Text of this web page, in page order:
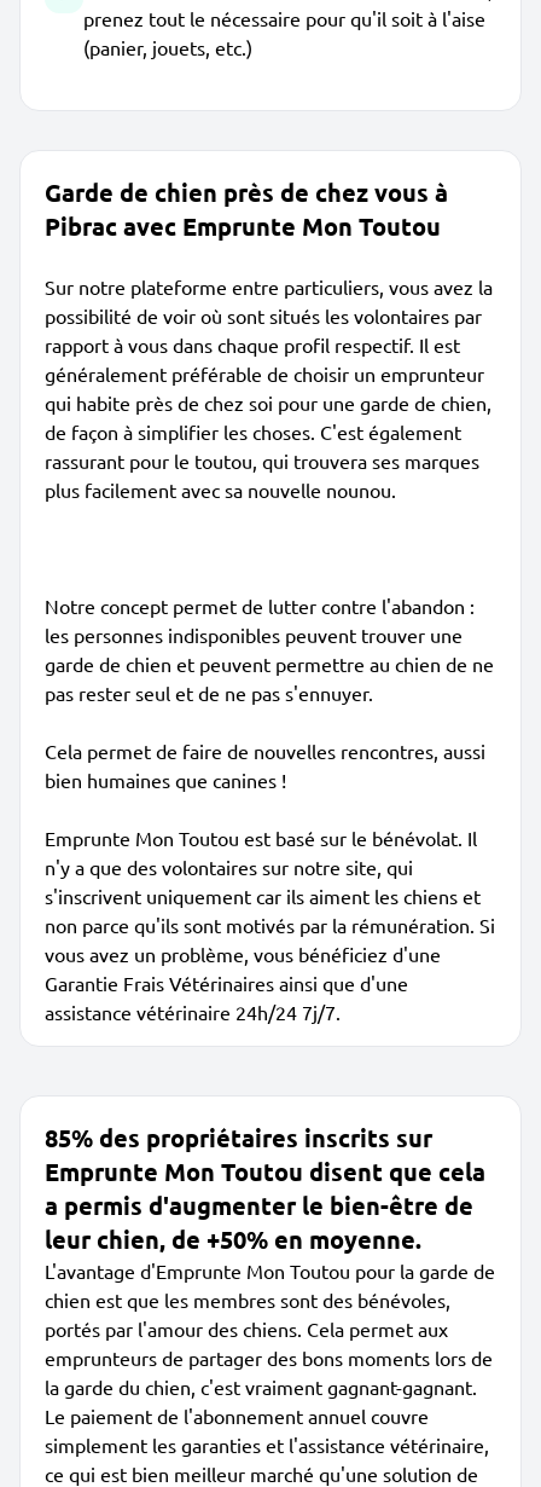
prenez tout le nécessaire pour qu'il soit à l'aise
(panier, jouets, etc.)
Garde de chien près de chez vous à
Pibrac avec Emprunte Mon Toutou
Sur notre plateforme entre particuliers, vous avez la
possibilité de voir où sont situés les volontaires par
rapport à vous dans chaque profil respectif. Il est
généralement préférable de choisir un emprunteur
qui habite près de chez soi pour une garde de chien,
de façon à simplifier les choses. C'est également
rassurant pour le toutou, qui trouvera ses marques
plus facilement avec sa nouvelle nounou.
Notre concept permet de lutter contre l'abandon :
les personnes indisponibles peuvent trouver une
garde de chien et peuvent permettre au chien de ne
pas rester seul et de ne pas s'ennuyer.
Cela permet de faire de nouvelles rencontres, aussi
bien humaines que canines !
Emprunte Mon Toutou est basé sur le bénévolat. Il
n'y a que des volontaires sur notre site, qui
s'inscrivent uniquement car ils aiment les chiens et
non parce qu'ils sont motivés par la rémunération. Si
vous avez un problème, vous bénéficiez d'une
Garantie Frais Vétérinaires ainsi que d'une
assistance vétérinaire 24h/24 7j/7.
85% des propriétaires inscrits sur
Emprunte Mon Toutou disent que cela
a permis d'augmenter le bien-être de
leur chien, de +50% en moyenne.
L'avantage d'Emprunte Mon Toutou pour la garde de
chien est que les membres sont des bénévoles,
portés par l'amour des chiens. Cela permet aux
emprunteurs de partager des bons moments lors de
la garde du chien, c'est vraiment gagnant-gagnant.
Le paiement de l'abonnement annuel couvre
simplement les garanties et l'assistance vétérinaire,
ce qui est bien meilleur marché qu'une solution de